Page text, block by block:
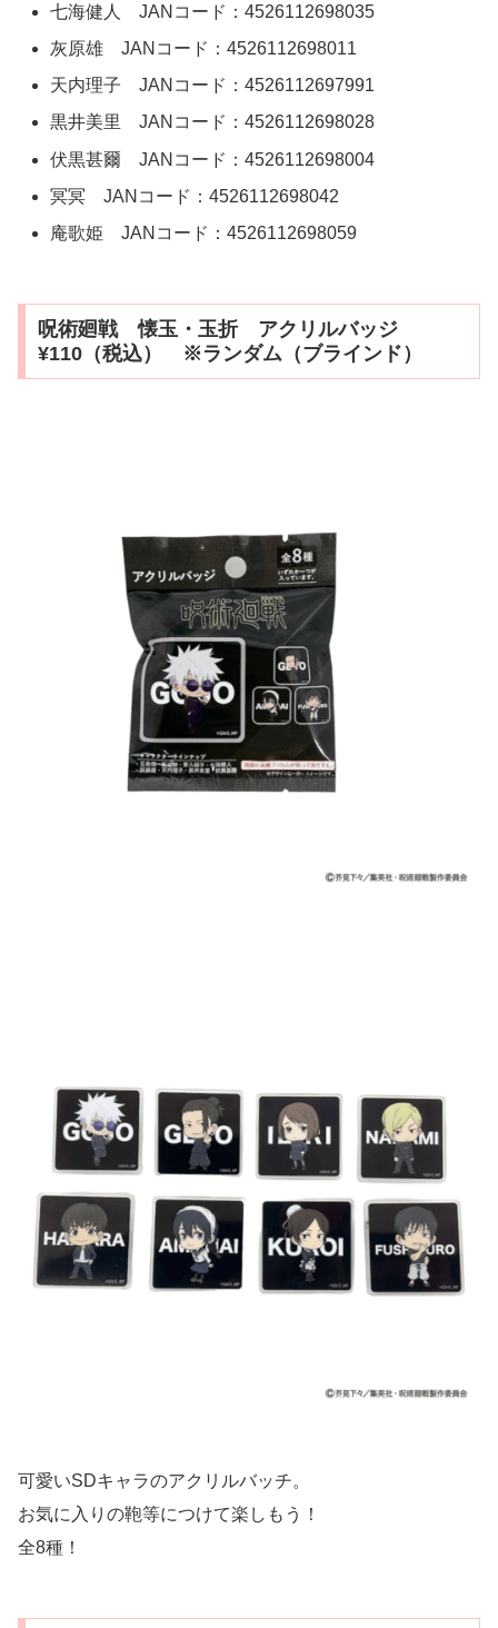
七海健人 JANコード：4526112698035
灰原雄 JANコード：4526112698011
天内理子 JANコード：4526112697991
黒井美里 JANコード：4526112698028
伏黒甚爾 JANコード：4526112698004
冥冥 JANコード：4526112698042
庵歌姫 JANコード：4526112698059
呪術廻戦 懐玉・玉折 アクリルバッジ
¥110（税込） ※ランダム（ブラインド）
可愛いSDキャラのアクリルバッチ。
お気に入りの鞄等につけて楽しもう！
全8種！